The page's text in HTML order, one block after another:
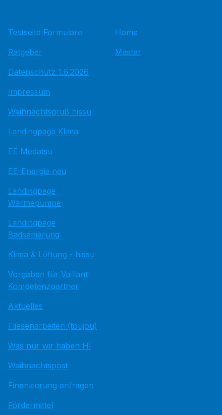
Testseite Formulare
Ratgeber
Datenschutz 1.6.2026
Impressum
Weihnachtsgruß hissu
Landingpage Klima
EE Medatsu
EE-Energie neu
Landingpage
Wärmepumpe
Landingpage
Badsanierung
Klima & Lüftung - hissu
Vorgaben für Vaillant
Kompetenzpartner
Aktuelles
Fliesenarbeiten (toujou)
Was nur wir haben HI
Weihnachtspost
Finanzierung anfragen
Fördermittel
Home
Master